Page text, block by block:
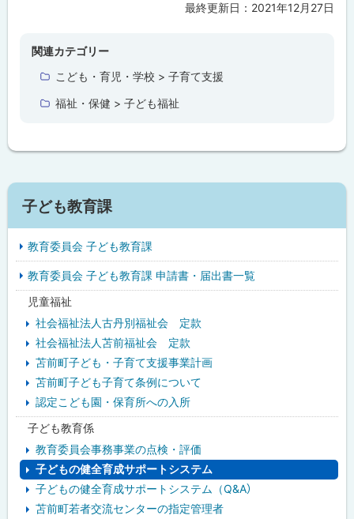
最終更新日： 2021年12月27日
関連カテゴリー
こども・育児・学校 > 子育て支援
福祉・保健 > 子ども福祉
サ
イ
ド
・
子ども教育課
教育委員会 子ども教育課
教育委員会 子ども教育課 申請書・届出書一覧
児童福祉
社会福祉法人古丹別福祉会 定款
社会福祉法人苫前福祉会 定款
苫前町子ども・子育て支援事業計画
苫前町子ども子育て条例について
認定こども園・保育所への入所
子ども教育係
教育委員会事務事業の点検・評価
子どもの健全育成サポートシステム
子どもの健全育成サポートシステム（Q&A）
苫前町若者交流センターの指定管理者